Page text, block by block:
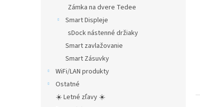
Zámka na dvere Tedee
Smart Displeje
sDock nástenné držiaky
Smart zavlažovanie
Smart Zásuvky
WiFi/LAN produkty
Ostatné
☀️ Letné zľavy ☀️